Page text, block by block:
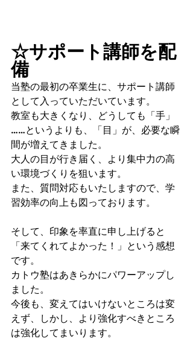
☆サポート講師を配
備
当塾の最初の卒業生に、サポート講師
として入っていただいています。
教室も大きくなり、どうしても「手」
……というよりも、「目」が、必要な瞬
間が増えてきました。
大人の目が行き届く、より集中力の高
い環境づくりを狙います。
また、質問対応もいたしますので、学
習効率の向上も図っております。
そして、印象を率直に申し上げると
「来てくれてよかった！」という感想
です。
カトウ塾はあきらかにパワーアップし
ました。
今後も、変えてはいけないところは変
えず、しかし、より強化すべきところ
は強化してまいります。